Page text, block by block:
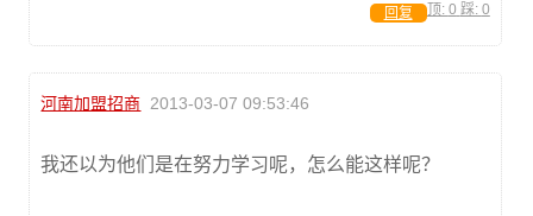
顶: 0 踩: 0
回复
河南加盟招商 2013-03-07 09:53:46
我还以为他们是在努力学习呢，怎么能这样呢？